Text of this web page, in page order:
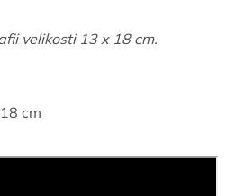
velikosti 13 x 18 cm.
cm